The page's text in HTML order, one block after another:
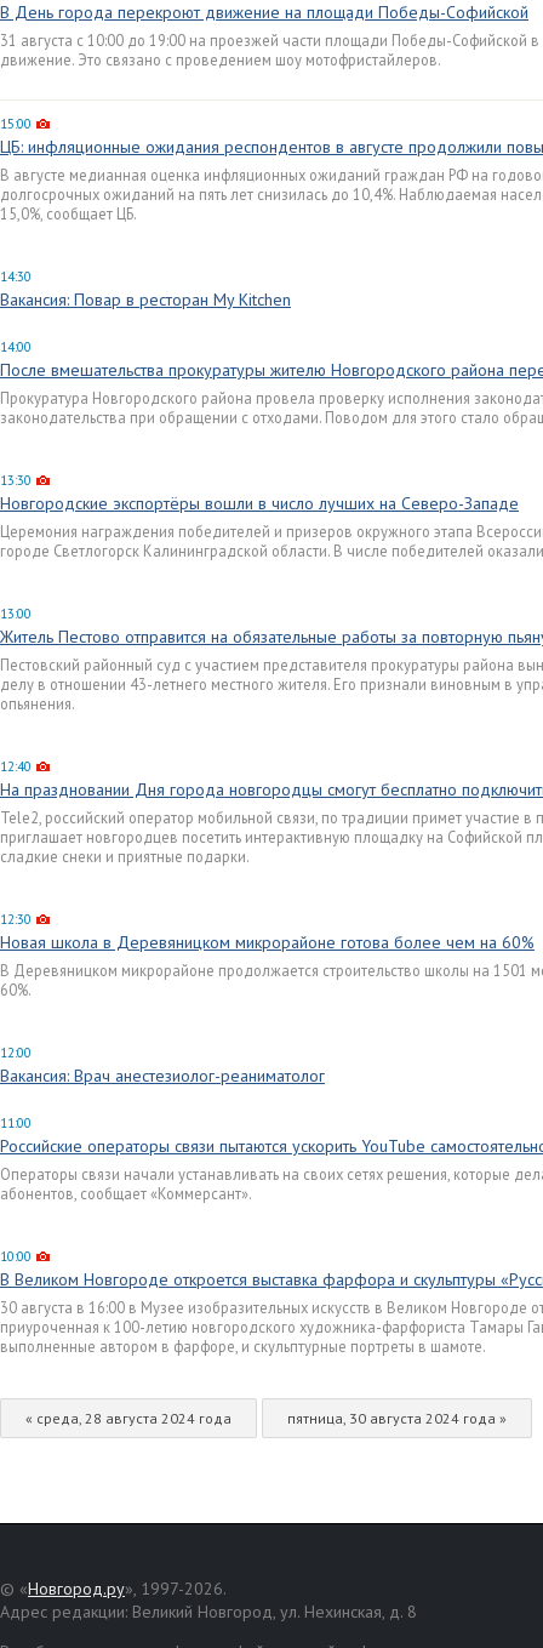
В День города перекроют движение на площади Победы-Софийской
31 августа с 10:00 до 19:00 на проезжей части площади Победы-Софийской
движение. Это связано с проведением шоу мотофристайлеров.
15:00
ЦБ: инфляционные ожидания респондентов в августе продолжили
В августе медианная оценка инфляционных ожиданий граждан РФ на
долгосрочных ожиданий на пять лет снизилась до 10,4%. Наблюдаемая
15,0%, сообщает ЦБ.
14:30
Вакансия: Повар в ресторан My Kitchen
14:00
После вмешательства прокуратуры жителю Новгородского района
Прокуратура Новгородского района провела проверку исполнения
законодательства при обращении с отходами. Поводом для этого стало
13:30
Новгородские экспортёры вошли в число лучших на Северо-Западе
Церемония награждения победителей и призеров окружного этапа
городе Светлогорск Калининградской области. В числе победителей
13:00
Житель Пестово отправится на обязательные работы за повторную
Пестовский районный суд с участием представителя прокуратуры района
делу в отношении 43-летнего местного жителя. Его признали виновным в
опьянения.
12:40
На праздновании Дня города новгородцы смогут бесплатно
Tele2, российский оператор мобильной связи, по традиции примет участие
приглашает новгородцев посетить интерактивную площадку на Софийской
сладкие снеки и приятные подарки.
12:30
Новая школа в Деревяницком микрорайоне готова более чем на 60%
В Деревяницком микрорайоне продолжается строительство школы на 1501
60%.
12:00
Вакансия: Врач анестезиолог-реаниматолог
11:00
Российские операторы связи пытаются ускорить YouTube
Операторы связи начали устанавливать на своих сетях решения, которые
абонентов, сообщает «Коммерсант».
10:00
В Великом Новгороде откроется выставка фарфора и скульптуры
30 августа в 16:00 в Музее изобразительных искусств в Великом Новгороде
приуроченная к 100-летию новгородского художника-фарфориста Тамары
выполненные автором в фарфоре, и скульптурные портреты в шамоте.
« среда, 28 августа 2024 года пятница, 30 августа 2024 года »
© «Новгород.ру», 1997-2026.
Адрес редакции: Великий Новгород, ул. Нехинская, д. 8